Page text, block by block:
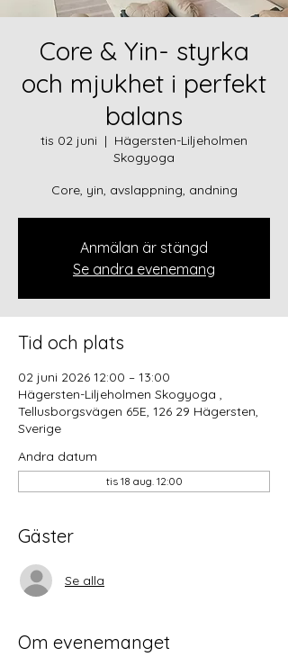
Core & Yin- styrka
och mjukhet i perfekt
balans
tis 02 juni
  |
Hägersten-Liljeholmen
Skogyoga
Core, yin, avslappning, andning
Anmälan är stängd
Se andra evenemang
Tid och plats
02 juni 2026 12:00 – 13:00
Hägersten-Liljeholmen Skogyoga ,
Tellusborgsvägen 65E, 126 29 Hägersten,
Sverige
Andra datum
tis 18 aug. 12:00
Gäster
Se alla
Om evenemanget